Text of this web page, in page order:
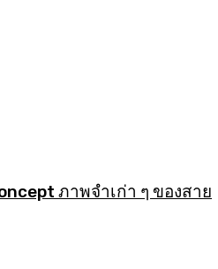
ภาพจำเก่า ๆ ของสาย